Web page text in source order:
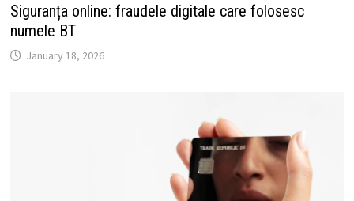
Siguranța online: fraudele digitale care folosesc
numele BT
January 18, 2026